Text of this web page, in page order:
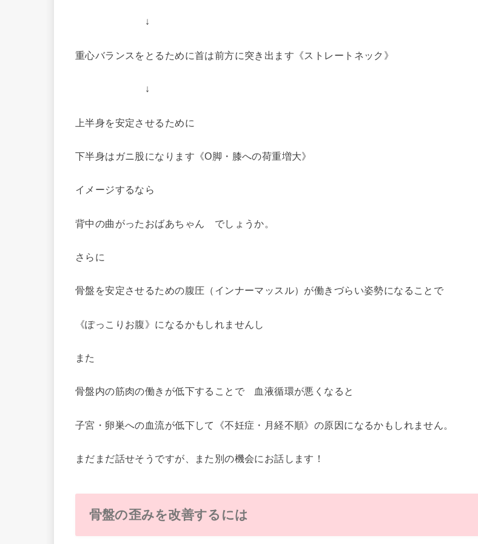
↓
重心バランスをとるために首は前方に突き出ます《ストレートネック》
↓
上半身を安定させるために
下半身はガニ股になります《O脚・膝への荷重増大》
イメージするなら
背中の曲がったおばあちゃん でしょうか。
さらに
骨盤を安定させるための腹圧（インナーマッスル）が働きづらい姿勢になることで
《ぽっこりお腹》になるかもしれませんし
また
骨盤内の筋肉の働きが低下することで 血液循環が悪くなると
子宮・卵巣への血流が低下して《不妊症・月経不順》の原因になるかもしれません。
まだまだ話せそうですが、また別の機会にお話します！
骨盤の歪みを改善するには